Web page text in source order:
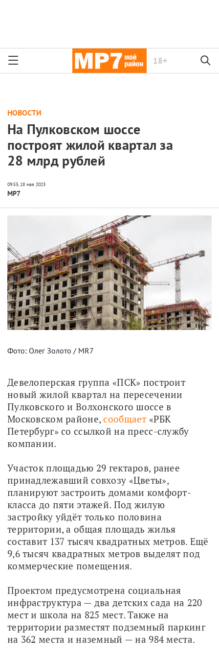
18+
НОВОСТИ
На Пулковском шоссе
построят жилой квартал за
28 млрд рублей
МР7
Фото: Олег Золото / MR7
Девелоперская группа «ПСК» построит
новый жилой квартал на пересечении
Пулковского и Волхонского шоссе в
Московском районе, сообщает «РБК
Петербург» со ссылкой на пресс-службу
компании.
Участок площадью 29 гектаров, ранее
принадлежавший совхозу «Цветы»,
планируют застроить домами комфорт-
класса до пяти этажей. Под жилую
застройку уйдёт только половина
территории, а общая площадь жилья
составит 137 тысяч квадратных метров. Ещё
9,6 тысяч квадратных метров выделят под
коммерческие помещения.
Проектом предусмотрена социальная
инфраструктура — два детских сада на 220
мест и школа на 825 мест. Также на
территории разместят подземный паркинг
на 362 места и наземный — на 984 места.